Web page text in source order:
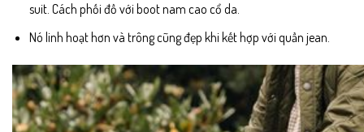
suit. Cách phối đồ với boot nam cao cổ da.
Nó linh hoạt hơn và trông cũng đẹp khi kết hợp với quần jean.